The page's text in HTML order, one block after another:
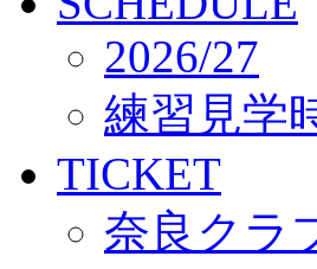
2026/27
練習見学
TICKET
奈良クラ